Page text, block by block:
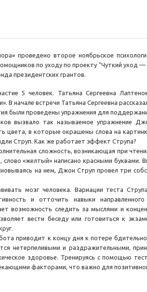
проведено второе ноябрьское
по уходу по проекту "Чуткий
президентских грантов.
5 человек. Татьяна Сергеевна
В начале встречи Татьяна Сергеевна
были проведены упражнения для
вызвало так называемое упражнение
цвета, в которые окрашены слова на
Струп. Как же работает эффект Струпа?
сложность, возникающая при
слово «желтый» написано красными
на нем, Джон Струп провел три
мозг человека. Вариации теста
и отточить навыки
возможность следить за мыслями и
вести беседу или готовиться к
приводит к концу дня к потере
нетерпеливыми и раздражительными,
здоровье. Тренируясь с помощью
факторами, что важно для